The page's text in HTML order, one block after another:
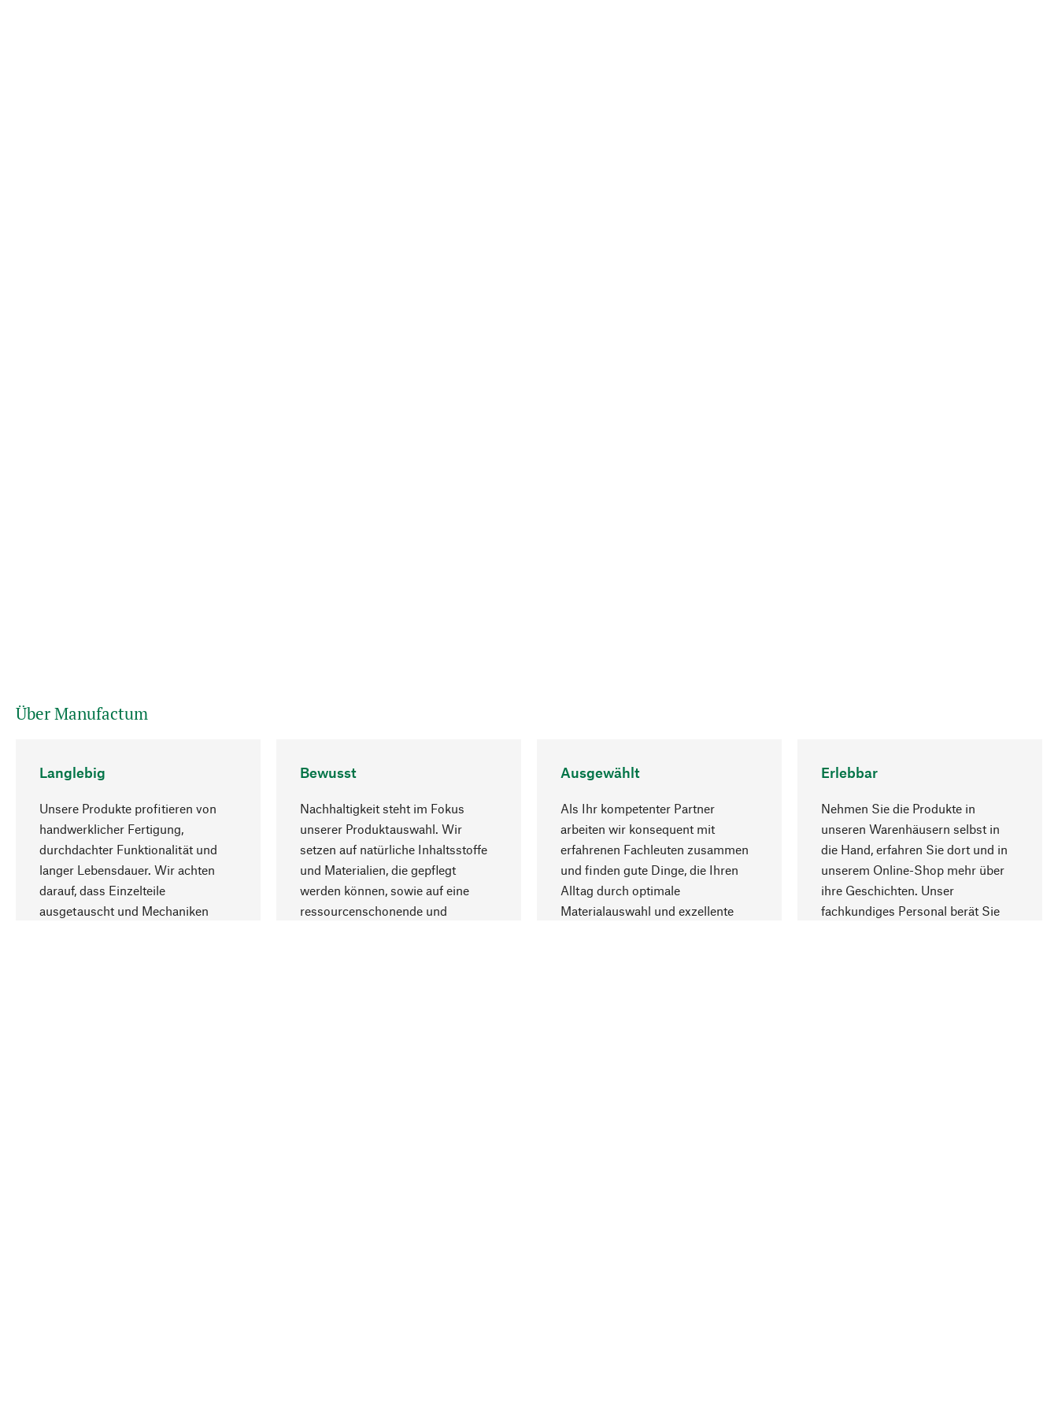
Über Manufactum
Langlebig
Unsere Produkte profitieren von
handwerklicher Fertigung,
durchdachter Funktionalität und
langer Lebensdauer. Wir achten
darauf, dass Einzelteile
ausgetauscht und Mechaniken
Bewusst
Nachhaltigkeit steht im Fokus
unserer Produktauswahl. Wir
setzen auf natürliche Inhaltsstoffe
und Materialien, die gepflegt
werden können, sowie auf eine
ressourcenschonende und
Ausgewählt
Als Ihr kompetenter Partner
arbeiten wir konsequent mit
erfahrenen Fachleuten zusammen
und finden gute Dinge, die Ihren
Alltag durch optimale
Materialauswahl und exzellente
Erlebbar
Nehmen Sie die Produkte in
unseren Warenhäusern selbst in
die Hand, erfahren Sie dort und in
unserem Online-Shop mehr über
ihre Geschichten. Unser
fachkundiges Personal berät Sie